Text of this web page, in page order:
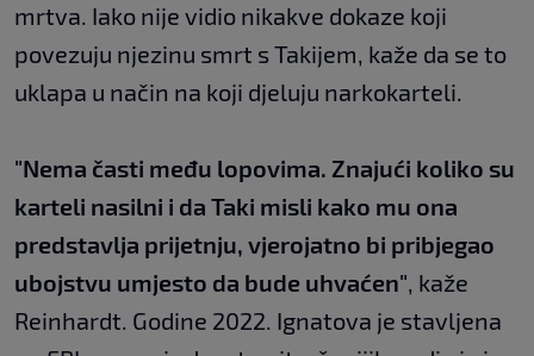
mrtva. Iako nije vidio nikakve dokaze koji
povezuju njezinu smrt s Takijem, kaže da se to
uklapa u način na koji djeluju narkokarteli.
"Nema časti među lopovima. Znajući koliko su
karteli nasilni i da Taki misli kako mu ona
predstavlja prijetnju, vjerojatno bi pribjegao
ubojstvu umjesto da bude uhvaćen", kaže
Reinhardt. Godine 2022. Ignatova je stavljena